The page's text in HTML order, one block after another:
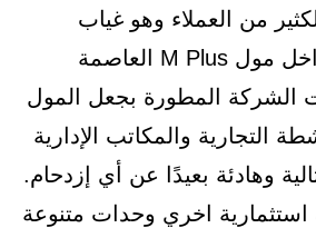
من العملاء وهو غياب
الوحدات الطبية داخل مول M Plus العاصمة
الشركة المطورة بجعل المول
التجارية والمكاتب الإدارية
وهادئة بعيدًا عن أي إزدحام.
اخري وحدات متنوعة